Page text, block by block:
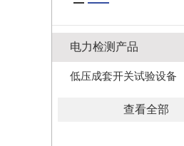
电力检测产品
低压成套开关试验设备
查看全部